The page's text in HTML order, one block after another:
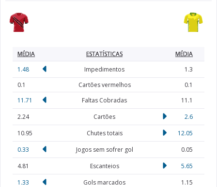
MÉDIA ESTATÍSTICAS
MÉDIA
1.48
Impedimentos
1.3
0.1
Cartões vermelhos
0.1
11.71
Faltas Cobradas
11.1
2.24
Cartões
2.6
10.95
Chutes totais
12.05
0.33
Jogos sem sofrer gol
0.05
4.81
Escanteios
5.65
1.33
Gols marcados
1.15